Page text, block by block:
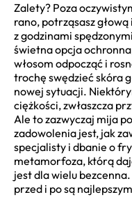
Zalety? Poza
rano, potrząsasz
z godzinami
świetna opcja
włosom odpocząć i
trochę swędzieć skóra
nowej sytuacji.
ciężkości, zwłaszcza
Ale to zazwyczaj mija
zadowolenia jest, jak
specjalisty i dbanie o
metamorfoza, którą
jest dla wielu
przed i po są